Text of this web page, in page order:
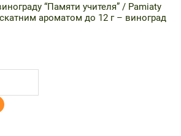
“Памяти учителя” / Pamiaty
ароматом до 12 г – виноград